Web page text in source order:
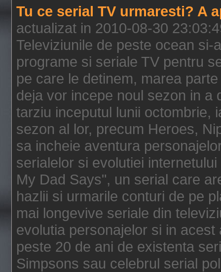
Tu ce serial TV urmaresti? A
actualizat in 2010-08-30
Televiziunile de peste ocean si-
programe si seriale TV pentru
pe care le detinem, marea
deja vor incepe noul sezon in a
tarziu inceputul lunii octombrie,
sezon al lor, precum Heroes,
sa incheie aventura
serialelor si evolutiei
My Dad Says", un serial care
hazlii si urmarile conturi de pe
mai longevive seriale din
evolutia personajelor si in
peste 20 de ani de existenta
Simpsons sau celebrul serial